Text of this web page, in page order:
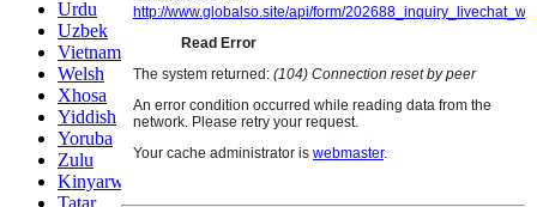
Urdu
Uzbek
Vietnamese
Welsh
Xhosa
Yiddish
Yoruba
Zulu
Kinyarwanda
Tatar